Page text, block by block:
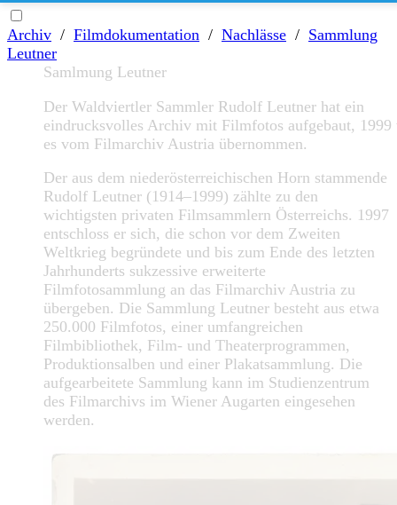
Archiv / Filmdokumentation / Nachlässe / Sammlung
Leutner
Samlmung Leutner
Der Waldviertler Sammler Rudolf Leutner hat ein
eindrucksvolles Archiv mit Filmfotos aufgebaut, 1999
es vom Filmarchiv Austria übernommen.
Der aus dem niederösterreichischen Horn stammende
Rudolf Leutner (1914–1999) zählte zu den
wichtigsten privaten Filmsammlern Österreichs. 1997
entschloss er sich, die schon vor dem Zweiten
Weltkrieg begründete und bis zum Ende des letzten
Jahrhunderts sukzessive erweiterte
Filmfotosammlung an das Filmarchiv Austria zu
übergeben. Die Sammlung Leutner besteht aus etwa
250.000 Filmfotos, einer umfangreichen
Filmbibliothek, Film- und Theaterprogrammen,
Produktionsalben und einer Plakatsammlung. Die
aufgearbeitete Sammlung kann im Studienzentrum
des Filmarchivs im Wiener Augarten eingesehen
werden.